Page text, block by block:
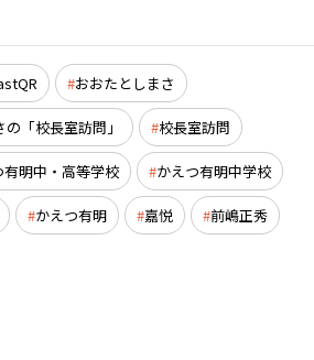
おおたとしまさ
「校長室訪問」 校長室訪問
明中・高等学校 かえつ有明中学校
かえつ有明 嘉悦 前嶋正秀